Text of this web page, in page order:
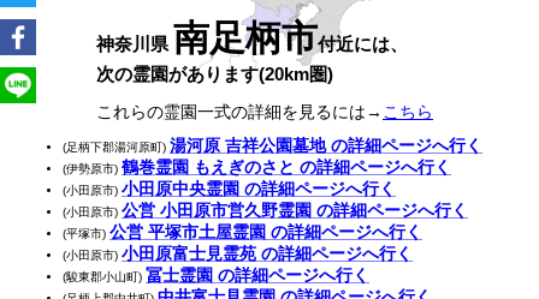
神奈川県南足柄市付近には、
次の霊園があります(20km圏)
これらの霊園一式の詳細を見るには→ こちら
(足柄下郡湯河原町) 湯河原 吉祥公園墓地 の詳細ページへ行く
(伊勢原市) 鶴巻霊園 もえぎのさと の詳細ページへ行く
(小田原市) 小田原中央霊園 の詳細ページへ行く
(小田原市) 公営 小田原市営久野霊園 の詳細ページへ行く
(平塚市) 公営 平塚市土屋霊園 の詳細ページへ行く
(小田原市) 小田原富士見霊苑 の詳細ページへ行く
(駿東郡小山町) 冨士霊園 の詳細ページへ行く